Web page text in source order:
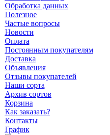
Обработка данных
Полезное
Частые вопросы
Новости
Оплата
Постоянным покупателям
Доставка
Объявления
Отзывы покупателей
Наши сорта
Архив сортов
Корзина
Как заказать?
Контакты
График